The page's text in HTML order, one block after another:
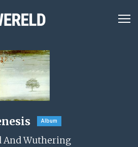
Album
And Wuthering